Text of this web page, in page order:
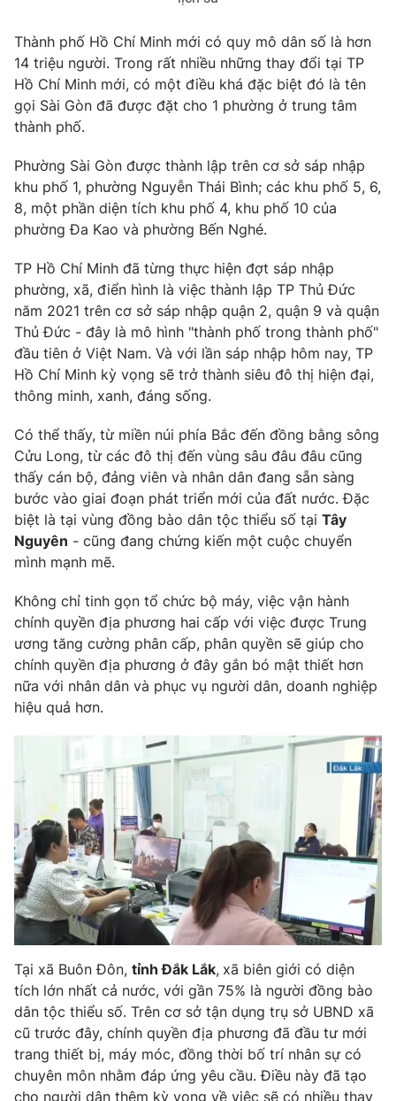
® Cấm sao chép dưới mọi hình thức nếu không có sự chấp
thuận bằng văn bản. Ghi rõ nguồn VTV.vn khi phát hành lại
thông tin từ website này.
Thành phố Hồ Chí Minh mới có quy mô dân số là hơn
14 triệu người. Trong rất nhiều những thay đổi tại TP
Hồ Chí Minh mới, có một điều khá đặc biệt đó là tên
gọi Sài Gòn đã được đặt cho 1 phường ở trung tâm
thành phố.
Phường Sài Gòn được thành lập trên cơ sở sáp nhập
khu phố 1, phường Nguyễn Thái Bình; các khu phố 5, 6,
8, một phần diện tích khu phố 4, khu phố 10 của
phường Đa Kao và phường Bến Nghé.
TP Hồ Chí Minh đã từng thực hiện đợt sáp nhập
phường, xã, điển hình là việc thành lập TP Thủ Đức
năm 2021 trên cơ sở sáp nhập quận 2, quận 9 và quận
Thủ Đức - đây là mô hình "thành phố trong thành phố"
đầu tiên ở Việt Nam. Và với lần sáp nhập hôm nay, TP
Hồ Chí Minh kỳ vọng sẽ trở thành siêu đô thị hiện đại,
thông minh, xanh, đáng sống.
Có thể thấy, từ miền núi phía Bắc đến đồng bằng sông
Cửu Long, từ các đô thị đến vùng sâu đâu đâu cũng
thấy cán bộ, đảng viên và nhân dân đang sẵn sàng
bước vào giai đoạn phát triển mới của đất nước. Đặc
biệt là tại vùng đồng bào dân tộc thiểu số tại Tây
Nguyên - cũng đang chứng kiến một cuộc chuyển
mình mạnh mẽ.
Không chỉ tinh gọn tổ chức bộ máy, việc vận hành
chính quyền địa phương hai cấp với việc được Trung
ương tăng cường phân cấp, phân quyền sẽ giúp cho
chính quyền địa phương ở đây gắn bó mật thiết hơn
nữa với nhân dân và phục vụ người dân, doanh nghiệp
hiệu quả hơn.
Tại xã Buôn Đôn, tỉnh Đắk Lắk, xã biên giới có diện
tích lớn nhất cả nước, với gần 75% là người đồng bào
dân tộc thiểu số. Trên cơ sở tận dụng trụ sở UBND xã
cũ trước đây, chính quyền địa phương đã đầu tư mới
trang thiết bị, máy móc, đồng thời bố trí nhân sự có
chuyên môn nhằm đáp ứng yêu cầu. Điều này đã tạo
cho người dân thêm kỳ vọng về việc sẽ có nhiều thay